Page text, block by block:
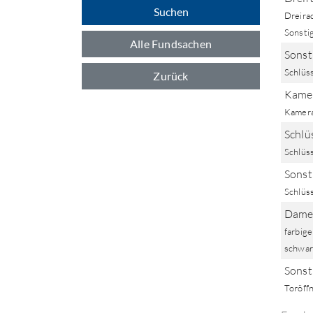
Suchen
Alle Fundsachen
Zurück